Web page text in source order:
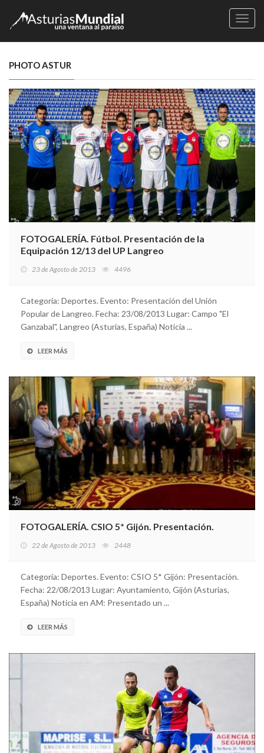
PHOTO ASTUR
FOTOGALERÍA. Fútbol. Presentación de la
Equipación 12/13 del UP Langreo
23 de Agosto de 2013 4496
Categoría: Deportes. Evento: Presentación del Unión
Popular de Langreo. Fecha: 23/08/2013 Lugar: Campo "El
Ganzabal", Langreo (Asturias, España) Noticia ...
LEER MÁS
FOTOGALERÍA. CSIO 5* Gijón. Presentación.
22 de Agosto de 2013 2448
Categoría: Deportes. Evento: CSIO 5* Gijón: Presentación.
Fecha: 22/08/2013 Lugar: Ayuntamiento, Gijón (Asturias,
España) Noticia en AM: Presentado un ...
LEER MÁS